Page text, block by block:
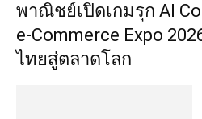
พาณิชย์เปิดเกมรุก AI
e-Commerce Expo
ไทยสู่ตลาดโลก